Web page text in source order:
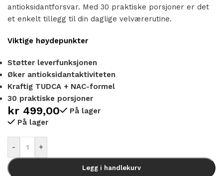
antioksidantforsvar. Med 30 praktiske porsjoner er det
et enkelt tillegg til din daglige velværerutine.
Viktige høydepunkter
Støtter leverfunksjonen
Øker antioksidantaktiviteten
Kraftig TUDCA + NAC-formel
30 praktiske porsjoner
kr 499,00
På lager
På lager
- +
Legg i handlekurv
Alternative: